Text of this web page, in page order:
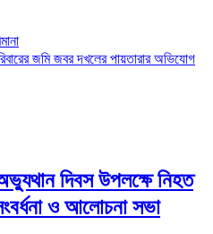
জমি জবর দখলের পায়তারার অভিযোগ
দিবস উপলক্ষে নিহত
ও আলোচনা সভা